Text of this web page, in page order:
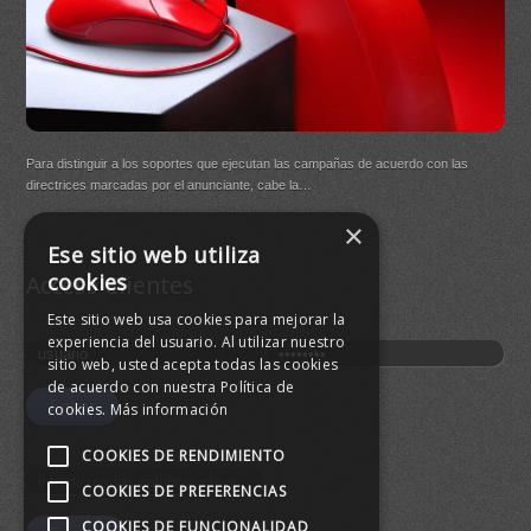
Para distinguir a los soportes que ejecutan las campañas de acuerdo con las
directrices marcadas por el anunciante, cabe la…
Acceso Clientes
×
Ese sitio web utiliza
cookies
Este sitio web usa cookies para mejorar la
experiencia del usuario. Al utilizar nuestro
sitio web, usted acepta todas las cookies
de acuerdo con nuestra Política de
cookies. Más información
COOKIES DE RENDIMIENTO
COOKIES DE PREFERENCIAS
COOKIES DE FUNCIONALIDAD